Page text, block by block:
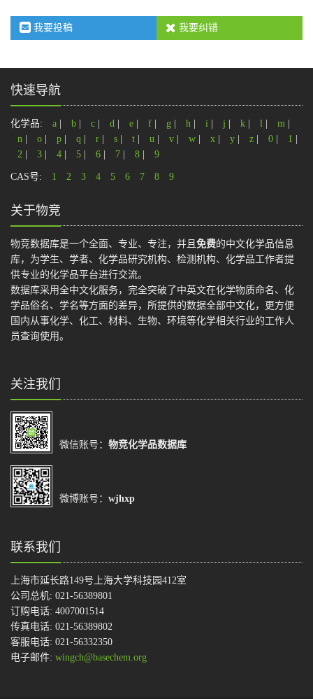
我要投稿 我要纠错
快速导航
化学品: a b c d e f g h i j k l m
n
o p q r s t u v w x y z 0 1
2
3 4 5 6 7 8 9
CAS号: 1 2 3 4 5 6 7 8 9
关于物竞
物竞数据库是一个全面、专业、专注，并且 免费的中文化学品信息
库，为学生、学者、化学品研究机构、检测机构、化学品工作者提
供专业的化学品平台进行交流。
数据库采用全中文化服务，完全突破了中英文在化学物质命名、化
学品俗名、学名等方面的差异，所提供的数据全部中文化，更方便
国内从事化学、化工、材料、生物、环境等化学相关行业的工作人
员查询使用。
关注我们
微信账号： 物竞化学品数据库
微博账号： wjhxp
联系我们
上海市延长路149号上海大学科技园412室
公司总机: 021-56389801
订购电话: 4007001514
传真电话: 021-56389802
客服电话: 021-56332350
电子邮件: wingch@basechem.org